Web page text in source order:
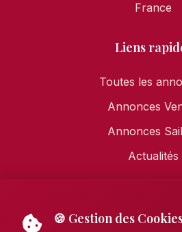
France
Liens
Toutes les
Annonces
Annonces
Actualités
Mentions légales • Politique
🍪 Gestion des